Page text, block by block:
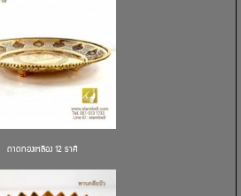
ถาดทองเหลือง 12 ราศี